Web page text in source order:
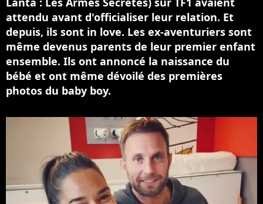
attendu avant d'officialiser leur relation. Et
depuis, ils sont in love. Les ex-aventuriers sont
même devenus parents de leur premier enfant
ensemble. Ils ont annoncé la naissance du
bébé et ont même dévoilé des premières
photos du baby boy.